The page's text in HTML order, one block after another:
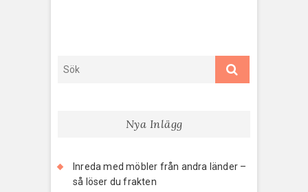
Nya Inlägg
Inreda med möbler från andra länder –
så löser du frakten